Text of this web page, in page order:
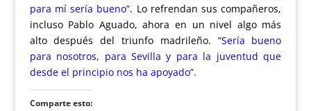
para mí sería bueno”. Lo refrendan sus compañeros,
incluso Pablo Aguado, ahora en un nivel algo más
alto después del triunfo madrileño. “Sería bueno
para nosotros, para Sevilla y para la juventud que
desde el principio nos ha apoyado”.
Comparte esto: